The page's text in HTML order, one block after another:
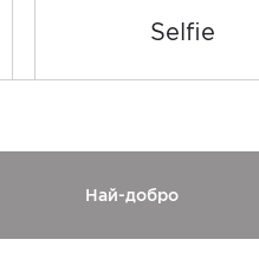
Selfie
Най-добро